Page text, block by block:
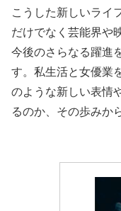
こうした新しいライ
だけでなく芸能界や
今後のさらなる躍進
す。私生活と女優業
のような新しい表情
るのか、その歩みか